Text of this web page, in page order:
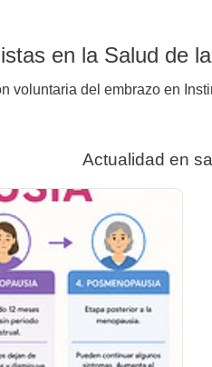
en la Salud de
voluntaria del embrazo en
Actualidad en